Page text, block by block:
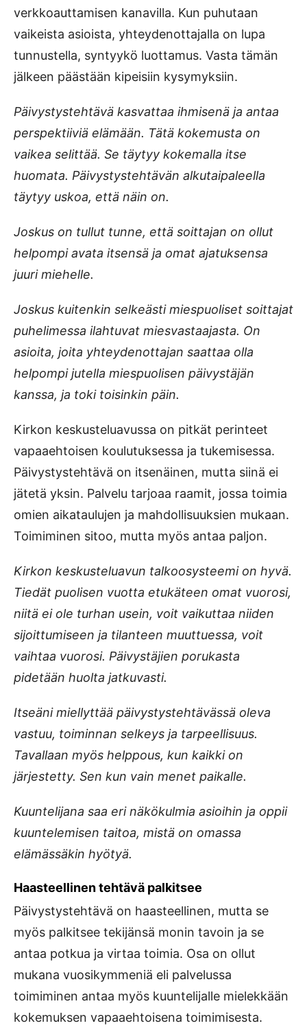
verkkoauttamisen kanavilla. Kun puhutaan
vaikeista asioista, yhteydenottajalla on lupa
tunnustella, syntyykö luottamus. Vasta tämän
jälkeen päästään kipeisiin kysymyksiin.
Päivystystehtävä kasvattaa ihmisenä ja antaa
perspektiiviä elämään. Tätä kokemusta on
vaikea selittää. Se täytyy kokemalla itse
huomata. Päivystystehtävän alkutaipaleella
täytyy uskoa, että näin on.
Joskus on tullut tunne, että soittajan on ollut
helpompi avata itsensä ja omat ajatuksensa
juuri miehelle.
Joskus kuitenkin selkeästi miespuoliset soittajat
puhelimessa ilahtuvat miesvastaajasta. On
asioita, joita yhteydenottajan saattaa olla
helpompi jutella miespuolisen päivystäjän
kanssa, ja toki toisinkin päin.
Kirkon keskusteluavussa on pitkät perinteet
vapaaehtoisen koulutuksessa ja tukemisessa.
Päivystystehtävä on itsenäinen, mutta siinä ei
jätetä yksin. Palvelu tarjoaa raamit, jossa toimia
omien aikataulujen ja mahdollisuuksien mukaan.
Toimiminen sitoo, mutta myös antaa paljon.
Kirkon keskusteluavun talkoosysteemi on hyvä.
Tiedät puolisen vuotta etukäteen omat vuorosi,
niitä ei ole turhan usein, voit vaikuttaa niiden
sijoittumiseen ja tilanteen muuttuessa, voit
vaihtaa vuorosi. Päivystäjien porukasta
pidetään huolta jatkuvasti.
Itseäni miellyttää päivystystehtävässä oleva
vastuu, toiminnan selkeys ja tarpeellisuus.
Tavallaan myös helppous, kun kaikki on
järjestetty. Sen kun vain menet paikalle.
Kuuntelijana saa eri näkökulmia asioihin ja oppii
kuuntelemisen taitoa, mistä on omassa
elämässäkin hyötyä.
Haasteellinen tehtävä palkitsee
Päivystystehtävä on haasteellinen, mutta se
myös palkitsee tekijänsä monin tavoin ja se
antaa potkua ja virtaa toimia. Osa on ollut
mukana vuosikymmeniä eli palvelussa
toimiminen antaa myös kuuntelijalle mielekkään
kokemuksen vapaaehtoisena toimimisesta.